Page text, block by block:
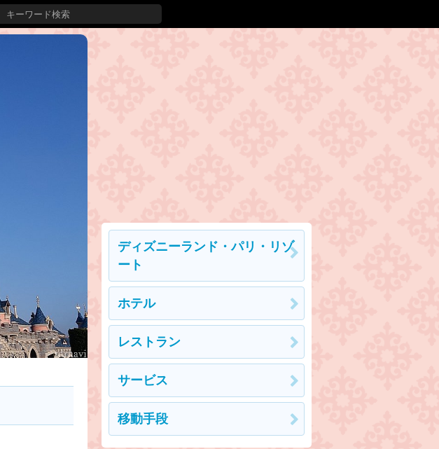
ディズニーランド・パリ・リゾ
ート
ホテル
レストラン
サービス
移動手段